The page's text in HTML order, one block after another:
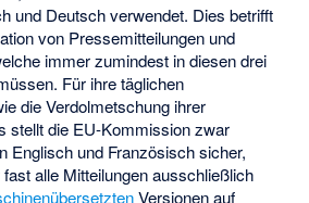
und Deutsch verwendet. Dies betrifft
von Pressemitteilungen und
immer zumindest in diesen drei
Für ihre täglichen
die Verdolmetschung ihrer
stellt die EU-Kommission zwar
Englisch und Französisch sicher,
alle Mitteilungen ausschließlich
Versionen auf